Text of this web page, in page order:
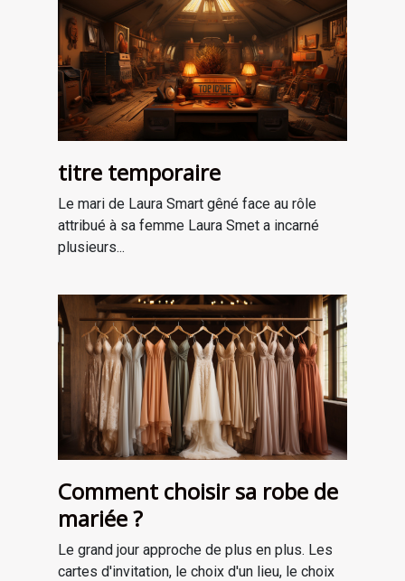
titre temporaire
Le mari de Laura Smart gêné face au rôle
attribué à sa femme Laura Smet a incarné
plusieurs...
Comment choisir sa robe de
mariée ?
Le grand jour approche de plus en plus. Les
cartes d'invitation, le choix d'un lieu, le choix